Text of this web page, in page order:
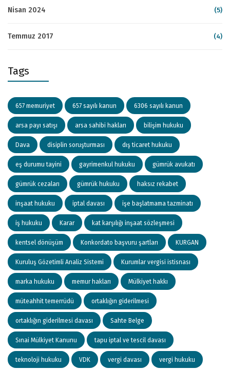
Nisan 2024 (5)
Temmuz 2017 (4)
Tags
657 memuriyet 657 sayılı kanun 6306 sayılı kanun
arsa payı satışı arsa sahibi hakları bilişim hukuku
Dava disiplin soruşturması dış ticaret hukuku
eş durumu tayini gayrimenkul hukuku gümrük avukatı
gümrük cezaları gümrük hukuku haksız rekabet
inşaat hukuku iptal davası işe başlatmama tazminatı
iş hukuku Karar kat karşılığı inşaat sözleşmesi
kentsel dönüşüm Konkordato başvuru şartları KURGAN
Kuruluş Gözetimli Analiz Sistemi Kurumlar vergisi istisnası
marka hukuku memur hakları Mülkiyet hakkı
müteahhit temerrüdü ortaklığın giderilmesi
ortaklığın giderilmesi davası Sahte Belge
Sınai Mülkiyet Kanunu tapu iptal ve tescil davası
teknoloji hukuku VDK vergi davası vergi hukuku